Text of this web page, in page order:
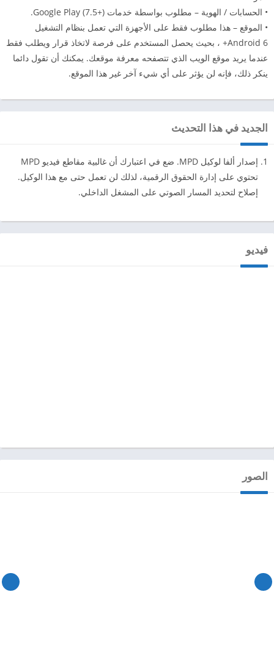
• الحسابات / الهوية – مطلوب بواسطة خدمات (+Google Play (7.5.
• الموقع – هذا مطلوب فقط على الأجهزة التي تعمل بنظام التشغيل
Android 6+ ، بحيث يحصل المستخدم على فرصة لاتخاذ قرار ويطلب فقط
عندما يريد موقع الويب الذي تتصفحه معرفة موقعك. يمكنك أن تقول دائما
ينكر ذلك، فإنه لن يؤثر على أي شيء آخر غير هذا الموقع.
الجديد في هذا التحديث
إصدار ألفا لوكيل MPD. ضع في اعتبارك أن غالبية مقاطع فيديو MPD
تحتوي على إدارة الحقوق الرقمية، لذلك لن تعمل حتى مع هذا الوكيل.
إصلاح لتحديد المسار الصوتي على المشغل الداخلي.
فيديو
الصور